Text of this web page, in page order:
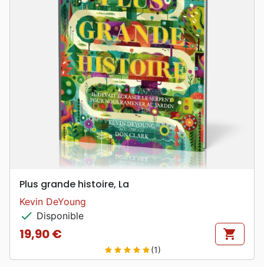
Plus grande histoire, La
Kevin DeYoung
check Disponible
Prix
19,90 € shopping_cart
star star star star star(1)